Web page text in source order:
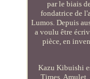
par le biais
fondatrice de
Lumos. Depuis
a voulu être
pièce, en
Kazu Kibuishi
Times,